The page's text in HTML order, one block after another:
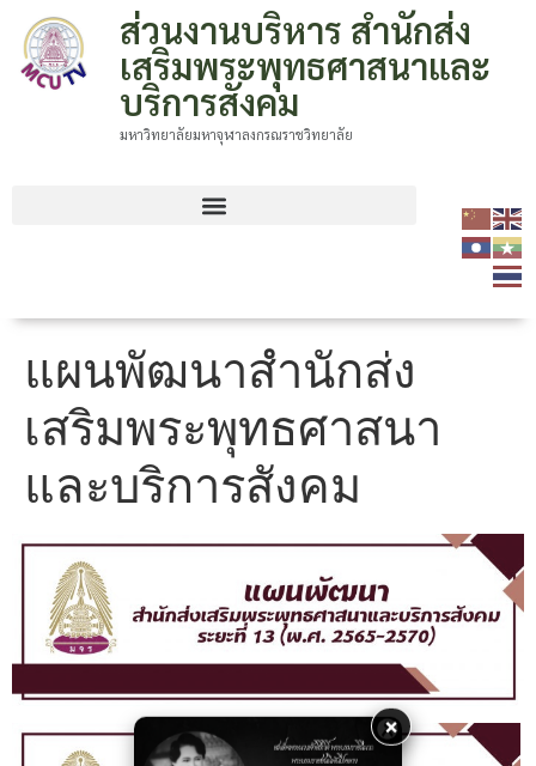
×
ส่วนงานบริหาร สำนักส่ง
เสริมพระพุทธศาสนาและ
บริการสังคม
มหาวิทยาลัยมหาจุฬาลงกรณราชวิทยาลัย
แผนพัฒนาสำนักส่ง
เสริมพระพุทธศาสนา
และบริการสังคม